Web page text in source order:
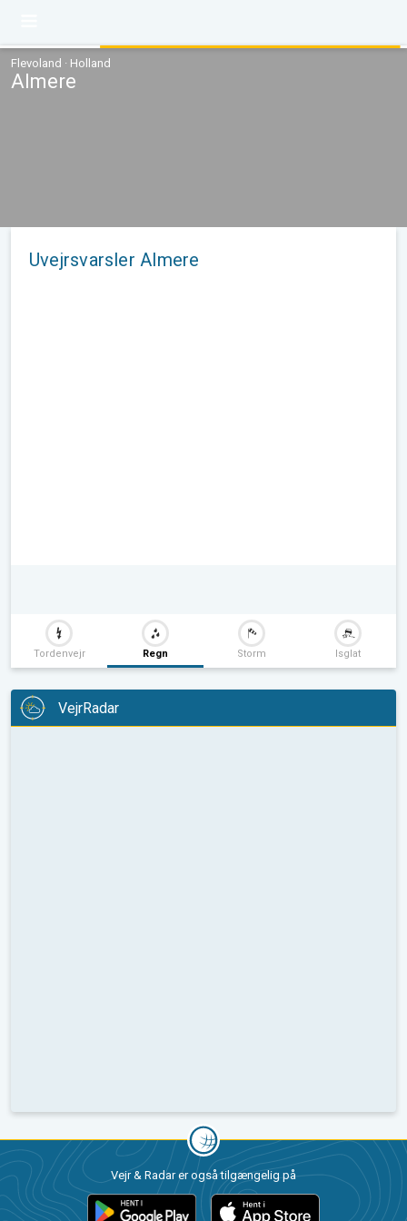
Flevoland · Holland
Almere
Uvejrsvarsler Almere
Tordenvejr Regn Storm Isglat
VejrRadar
Vejr & Radar er også tilgængelig på